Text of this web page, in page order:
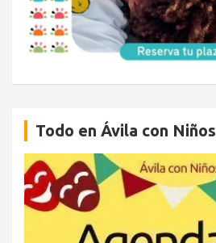
Todo en Ávila con Niños